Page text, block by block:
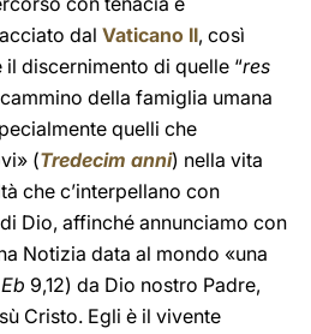
dal Vaticano II, così
il discernimento di quelle “res
della famiglia umana
quelli che
(Tredecim anni) nella vita
che c’interpellano con
Dio, affinché annunciamo con
Notizia data al mondo «una
Eb 9,12) da Dio nostro Padre,
Cristo. Egli è il vivente